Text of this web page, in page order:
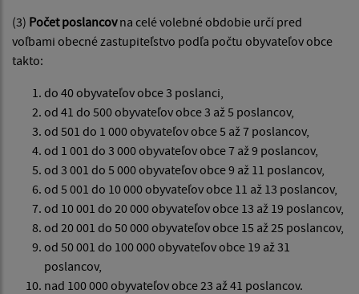
(3) Počet poslancovna celé volebné obdobie určí pred
voľbami obecné zastupiteľstvo podľa počtu obyvateľov obce
takto:
do 40 obyvateľov obce 3 poslanci,
od 41 do 500 obyvateľov obce 3 až 5 poslancov,
od 501 do 1 000 obyvateľov obce 5 až 7 poslancov,
od 1 001 do 3 000 obyvateľov obce 7 až 9 poslancov,
od 3 001 do 5 000 obyvateľov obce 9 až 11 poslancov,
od 5 001 do 10 000 obyvateľov obce 11 až 13 poslancov,
od 10 001 do 20 000 obyvateľov obce 13 až 19 poslancov,
od 20 001 do 50 000 obyvateľov obce 15 až 25 poslancov,
od 50 001 do 100 000 obyvateľov obce 19 až 31
poslancov,
nad 100 000 obyvateľov obce 23 až 41 poslancov.